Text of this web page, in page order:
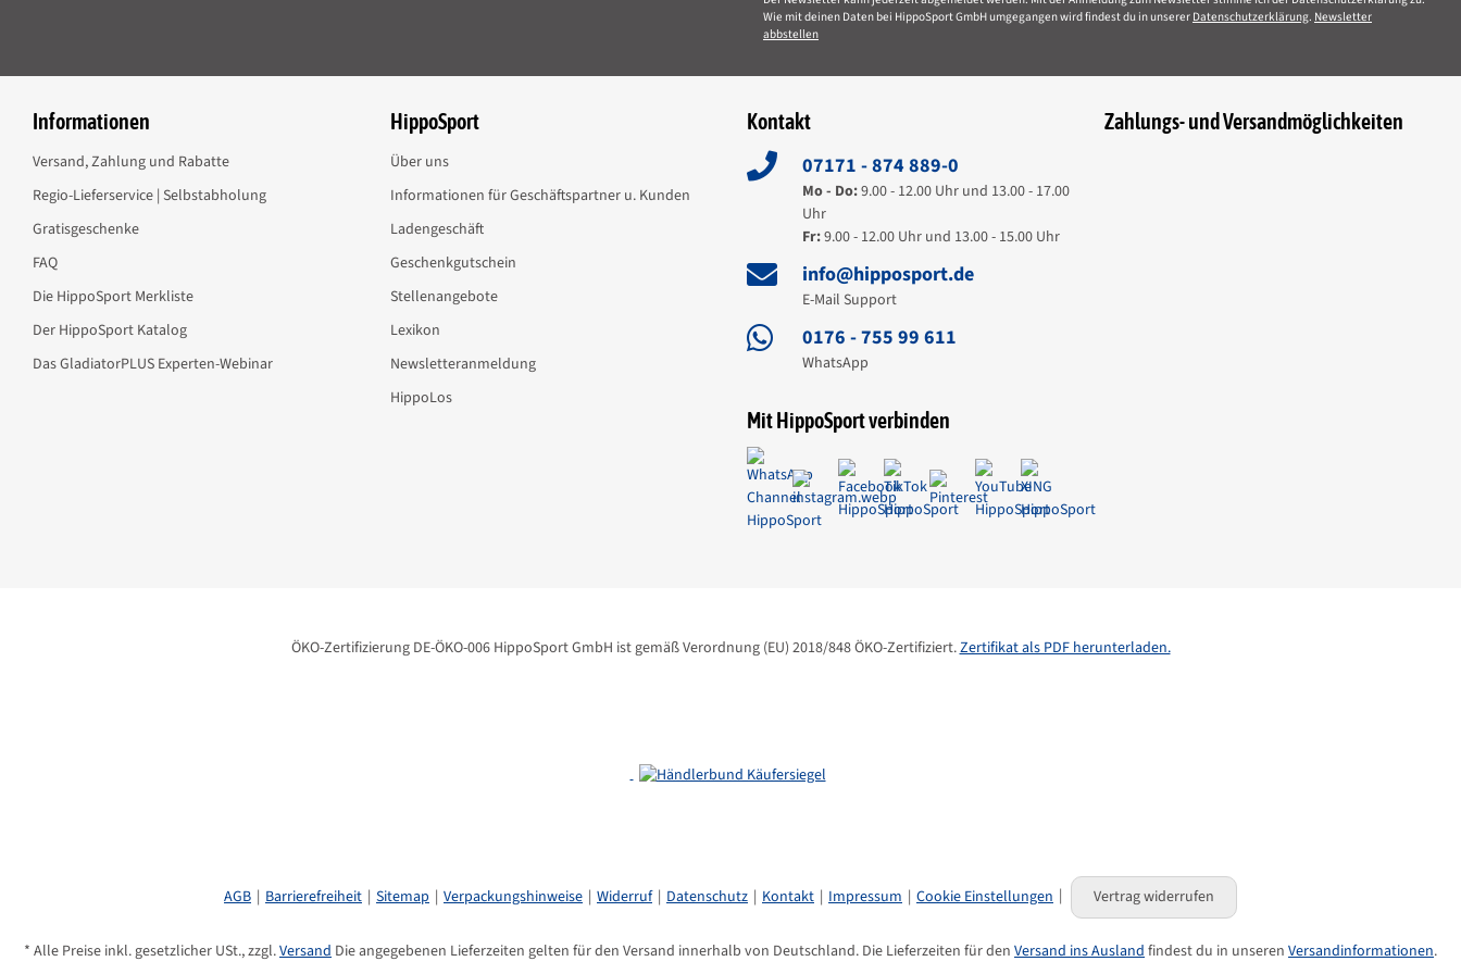
Pellet
Verpackungsgröße: 3,5kg/Eimer; 10kg/Eimer; 10kg/Nachfüllsack
Dekorationsartikel im Produktbild gehören nicht zum Leistungsumfang.
Herstellerinformationen:marstall GmbH, Mühlenstr. 15, 87534 Oberstaufen, info@marstall.eu
Wie mit deinen Daten bei HippoSport GmbH umgegangen wird findest du in unserer Datenschutzerklärung. Newsletter
abbstellen
Informationen
Versand, Zahlung und Rabatte
Regio-Lieferservice | Selbstabholung
Gratisgeschenke
FAQ
Die HippoSport Merkliste
Der HippoSport Katalog
Das GladiatorPLUS Experten-Webinar
HippoSport
Über uns
Informationen für Geschäftspartner u. Kunden
Ladengeschäft
Geschenkgutschein
Stellenangebote
Lexikon
Newsletteranmeldung
HippoLos
Kontakt
07171 - 874 889-0
Mo - Do:9.00 - 12.00 Uhr und 13.00 - 17.00
Uhr
Fr:9.00 - 12.00 Uhr und 13.00 - 15.00 Uhr
info@hipposport.de
E-Mail Support
0176 - 755 99 611
WhatsApp
Mit HippoSport verbinden
Zahlungs- und Versandmöglichkeiten
ÖKO-Zertifizierung DE-ÖKO-006 HippoSport GmbH ist gemäß Verordnung (EU) 2018/848 ÖKO-Zertifiziert.Zertifikat als PDF herunterladen.
AGB Barrierefreiheit Sitemap Verpackungshinweise Widerruf Datenschutz Kontakt Impressum Cookie Einstellungen Vertrag widerrufen
* Alle Preise inkl. gesetzlicher USt., zzgl.Versand Die angegebenen Lieferzeiten gelten für den Versand innerhalb von Deutschland. Die Lieferzeiten für den Versand ins Ausland findest du in unseren Versandinformationen.